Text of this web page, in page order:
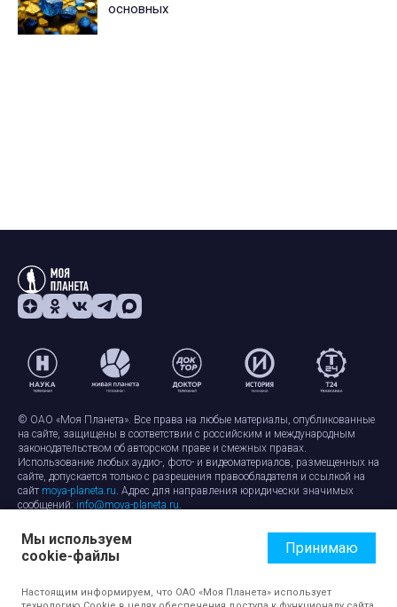
основных
© ОАО «Моя Планета». Все права на любые материалы, опубликованные
на сайте, защищены в соответствии с российским и международным
законодательством об авторском праве и смежных правах.
Использование любых аудио-, фото- и видеоматериалов, размещенных на
сайте, допускается только с разрешения правообладателя и ссылкой на
сайт moya-planeta.ru. Адрес для направления юридически значимых
сообщений: info@moya-planeta.ru.
Правила сайтаРабота с cookie-файлами
Защита персональных данных
Обработка персональных данных
Мы используем
cookie-файлы
Принимаю
Настоящим информируем, что ОАО «Моя Планета» использует